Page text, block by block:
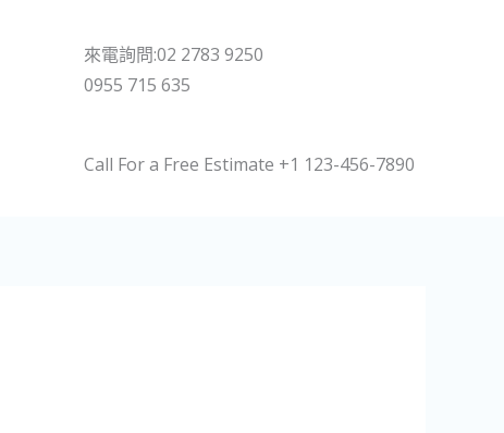
來電詢問:02 2783 9250
0955 715 635
Call For a Free Estimate +1 123-456-7890